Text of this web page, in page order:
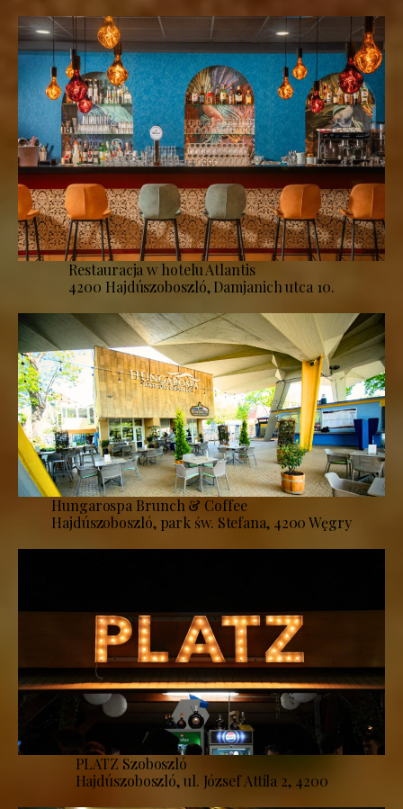
Restauracja w hotelu Atlantis
4200 Hajdúszoboszló, Damjanich utca 10.
Hungarospa Brunch & Coffee
Hajdúszoboszló, park św. Stefana, 4200 Węgry
PLATZ Szoboszló
Hajdúszoboszló, ul. József Attila 2, 4200